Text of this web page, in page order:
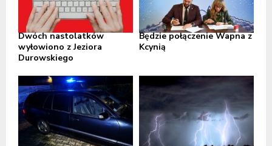
Dwóch nastolatków
wyłowiono z Jeziora
Durowskiego
Będzie połączenie Wapna z
Kcynią